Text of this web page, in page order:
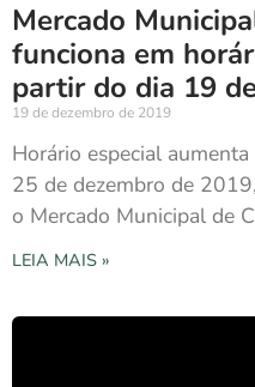
Mercado
funciona em
partir do dia 19
19 de dezembro de 2019
Horário especial
25 de dezembro de
o Mercado Municipal de
LEIA MAIS »